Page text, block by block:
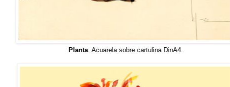
Planta. Acuarela sobre cartulina DinA4.